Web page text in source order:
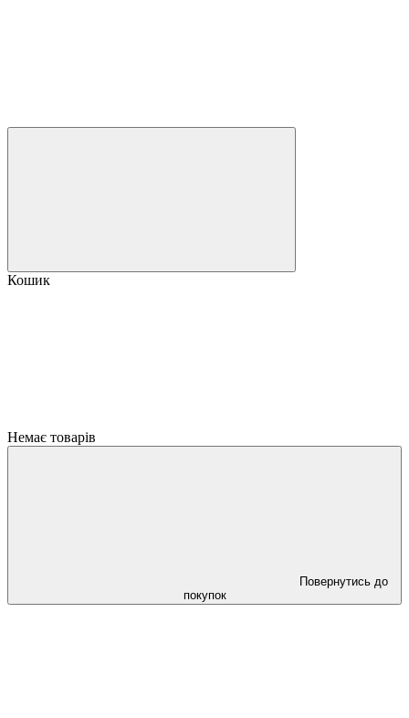
Кошик
Немає товарів
Повернутись до
покупок